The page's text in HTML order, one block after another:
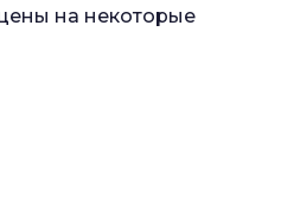
на некоторые